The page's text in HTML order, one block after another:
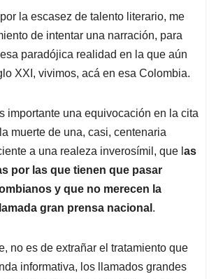
la escasez de talento literario, me
de intentar una narración, para
paradójica realidad en la que aún
XXI, vivimos, acá en esa Colombia.
importante una equivocación en la cita
muerte de una, casi, centenaria
a una realeza inverosímil, que l as
por las que tienen que pasar
y que no merecen la
gran prensa nacional .
no es de extrañar el tratamiento que
informativa, los llamados grandes